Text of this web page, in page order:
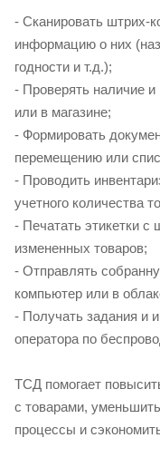
- Сканировать штрих-
информацию о них
годности и т.д.);
- Проверять наличие
или в магазине;
- Формировать
перемещению или
- Проводить
учетного количества
- Печатать этикетки
измененных товаров;
- Отправлять
компьютер или в
- Получать задания и
оператора по
ТСД помогает
с товарами,
процессы и